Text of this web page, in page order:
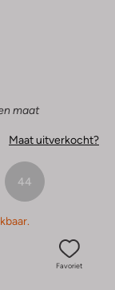
maat
Maat uitverkocht?
44
Favoriet